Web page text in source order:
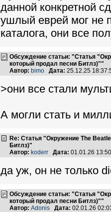
данной конкретной
ушлый еврей мог не
каталога, они все
Обсуждение статьи: "Статья
который продал песни Битлз)""
Автор: bimo Дата: 25.12.25
>они все стали
А могли стать и
Re: Статья "Окружение The
Битлз)"
Автор: koderr Дата: 01.01.26
да уж, он не только
Обсуждение статьи: "Статья
который продал песни Битлз)""
Автор: Adonis Дата: 02.01.26